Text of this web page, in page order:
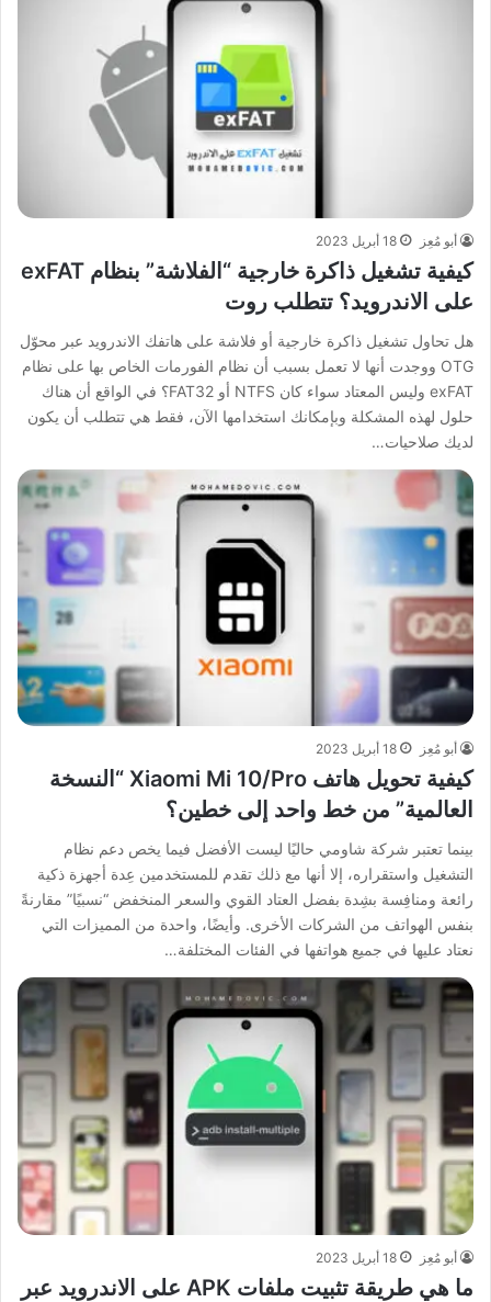
أبو مُعِز 18 أبريل 2023
كيفية تشغيل ذاكرة خارجية “الفلاشة” بنظام exFAT
على الاندرويد؟ تتطلب روت
هل تحاول تشغيل ذاكرة خارجية أو فلاشة على هاتفك الاندرويد عبر محوّل
OTG ووجدت أنها لا تعمل بسبب أن نظام الفورمات الخاص بها على نظام
exFAT وليس المعتاد سواء كان NTFS أو FAT32؟ في الواقع أن هناك
حلول لهذه المشكلة وبإمكانك استخدامها الآن، فقط هي تتطلب أن يكون
لديك صلاحيات…
أبو مُعِز 18 أبريل 2023
كيفية تحويل هاتف Xiaomi Mi 10/Pro “النسخة
العالمية” من خط واحد إلى خطين؟
بينما تعتبر شركة شاومي حاليًا ليست الأفضل فيما يخص دعم نظام
التشغيل واستقراره، إلا أنها مع ذلك تقدم للمستخدمين عِدة أجهزة ذكية
رائعة ومنافِسة بشِدة بفضل العتاد القوي والسعر المنخفض “نسبيًا” مقارنةً
بنفس الهواتف من الشركات الأخرى. وأيضًا، واحدة من المميزات التي
نعتاد عليها في جميع هواتفها في الفئات المختلفة…
أبو مُعِز 18 أبريل 2023
ما هي طريقة تثبيت ملفات APK على الاندرويد عبر